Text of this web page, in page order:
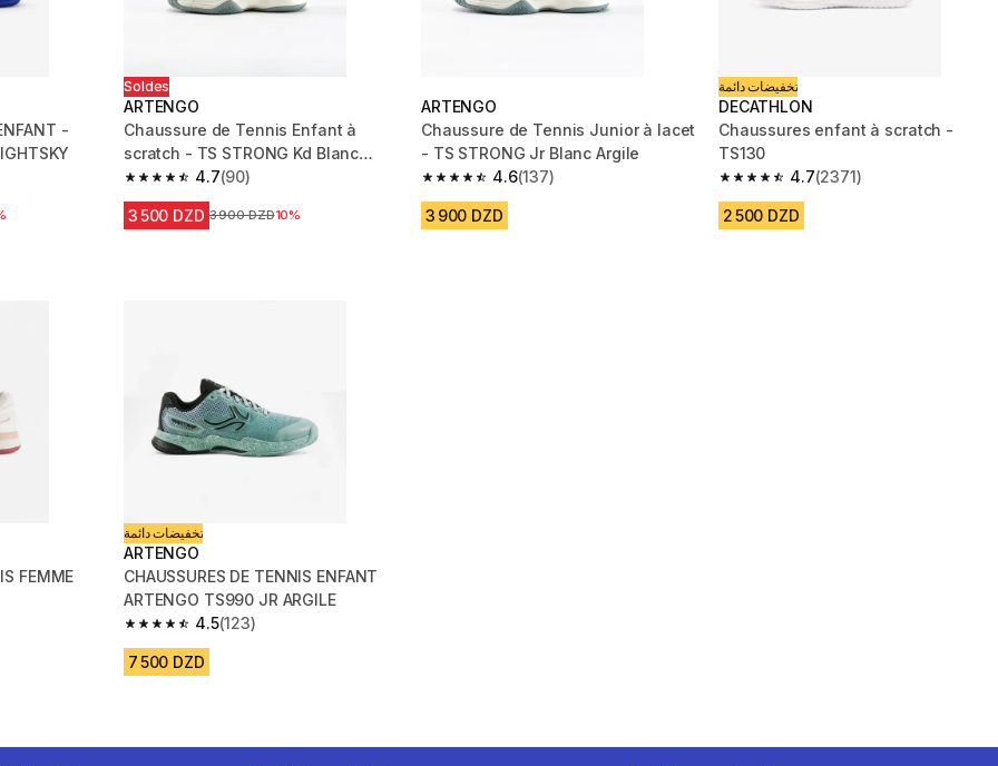
-
reviews
Soldes
ARTENGO
Chaussure de Tennis Enfant à
scratch - TS STRONG Kd Blanc
Argile
4.7
4.7 out of 5 stars from 90 reviews
(90)
3 500 DZD Prix avant la réduction
3 900 DZD10%
ARTENGO
Chaussure de Tennis Junior à lacet
- TS STRONG Jr Blanc Argile
4.6
4.6 out of 5 stars from 137 reviews
(137)
3 900 DZD
تخفيضات دائمة
DECATHLON
Chaussures enfant à scratch -
TS130
4.7
4.7 out of 5 stars from 2371 reviews
(2371)
2 500 DZD
reviews
تخفيضات دائمة
ARTENGO
CHAUSSURES DE TENNIS ENFANT
ARTENGO TS990 JR ARGILE
4.5
4.5 out of 5 stars from 123 reviews
(123)
7 500 DZD